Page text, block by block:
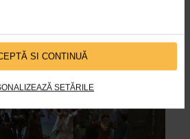
SI CONTINUĂ
SETĂRILE
cu regizoarea Ioana Boeriu